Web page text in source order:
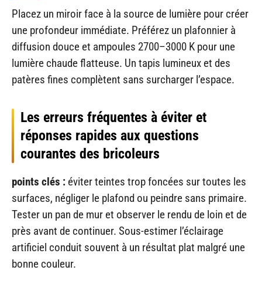
Placez un miroir face à la source de lumière pour créer
une profondeur immédiate. Préférez un plafonnier à
diffusion douce et ampoules 2700–3000 K pour une
lumière chaude flatteuse. Un tapis lumineux et des
patères fines complètent sans surcharger l’espace.
Les erreurs fréquentes à éviter et
réponses rapides aux questions
courantes des bricoleurs
points clés : éviter teintes trop foncées sur toutes les
surfaces, négliger le plafond ou peindre sans primaire.
Tester un pan de mur et observer le rendu de loin et de
près avant de continuer. Sous-estimer l’éclairage
artificiel conduit souvent à un résultat plat malgré une
bonne couleur.